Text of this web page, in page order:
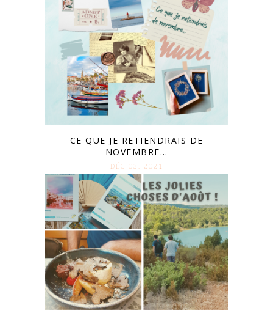
CE QUE JE RETIENDRAIS DE
NOVEMBRE…
DÉC 03. 2021